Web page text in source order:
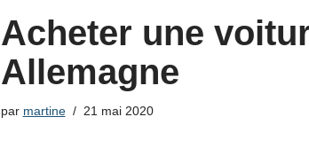
Acheter une
Allemagne
par martine 21 mai 2020